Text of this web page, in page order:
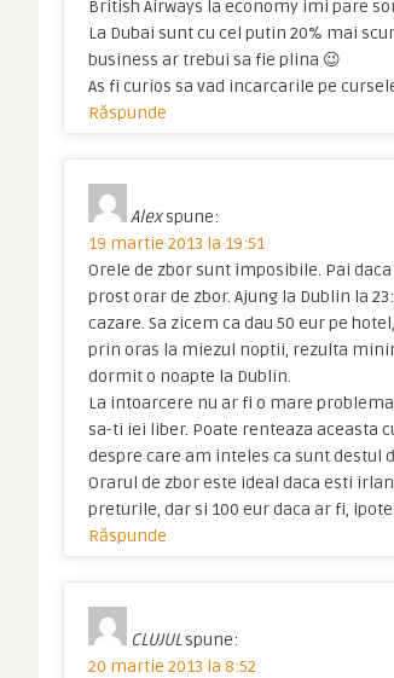
British Airways la economy imi pare
La Dubai sunt cu cel putin 20% mai
business ar trebui sa fie plina 😉
As fi curios sa vad incarcarile pe
Răspunde
Alex spune:
19 martie 2013 la 19:51
Orele de zbor sunt imposibile. Pai
prost orar de zbor. Ajung la Dublin la
cazare. Sa zicem ca dau 50 eur pe
prin oras la miezul noptii, rezulta
dormit o noapte la Dublin.
La intoarcere nu ar fi o mare
sa-ti iei liber. Poate renteaza aceasta
despre care am inteles ca sunt destul
Orarul de zbor este ideal daca esti
preturile, dar si 100 eur daca ar fi,
Răspunde
CLUJUL spune:
20 martie 2013 la 8:52